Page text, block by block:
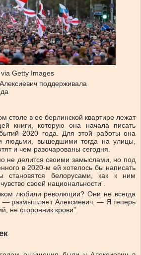
Getty Images
Алексиевич поддерживала
столе в ее берлинской квартире лежат
книги, которую она начала писать
2020 года. Для этой работы она
людьми, вышедшими тогда на улицы,
и чем разочарованы сегодня.
не делится своими замыслами, но под
в 2020-м ей хотелось бы написать
становятся белорусами, как к ним
своей национальности”.
любили революции? Они не всегда
— размышляет Алексиевич. — Я теперь
не сторонник крови”.